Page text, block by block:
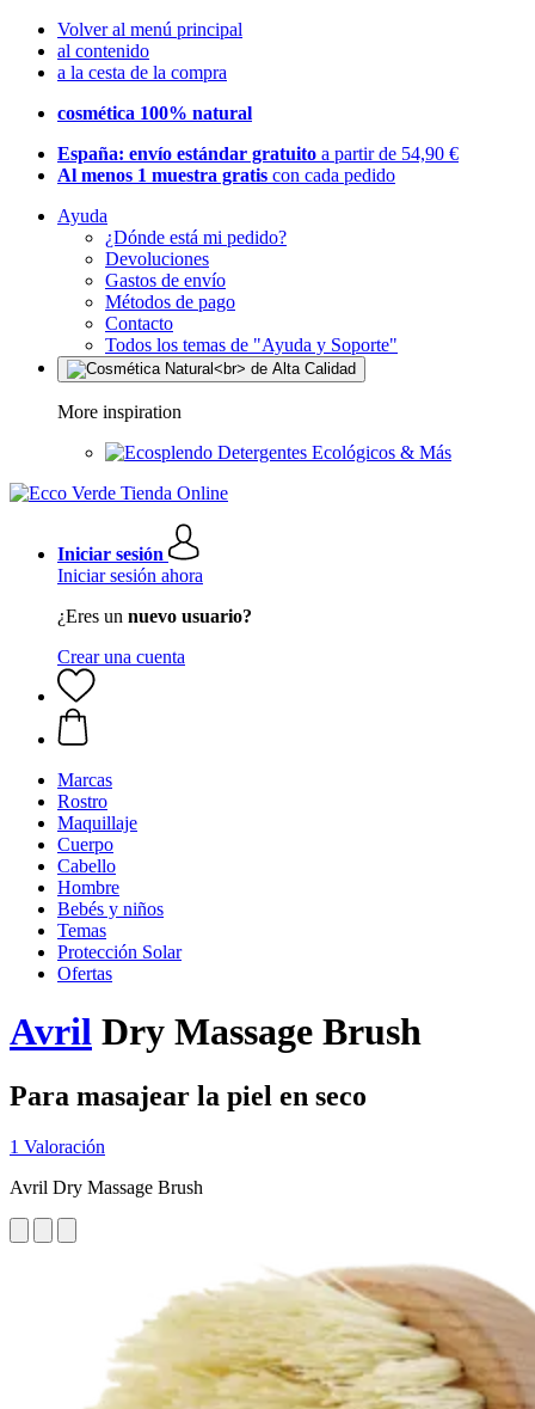
Volver al menú principal
al contenido
a la cesta de la compra
cosmética 100% natural
España: envío estándar gratuito a partir de 54,90 €
Al menos 1 muestra gratis con cada pedido
Ayuda
¿Dónde está mi pedido?
Devoluciones
Gastos de envío
Métodos de pago
Contacto
Todos los temas de "Ayuda y Soporte"
More inspiration
Detergentes Ecológicos & Más
Iniciar sesión
Iniciar sesión ahora
¿Eres un nuevo usuario?
Crear una cuenta
Marcas
Rostro
Maquillaje
Cuerpo
Cabello
Hombre
Bebés y niños
Temas
Protección Solar
Ofertas
Avril Dry Massage Brush
Para masajear la piel en seco
1 Valoración
Avril Dry Massage Brush